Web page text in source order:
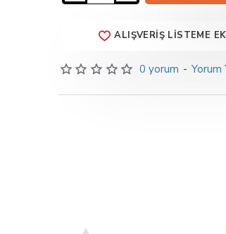
0 yorum - Yorum
ALIŞVERIŞ LISTEME